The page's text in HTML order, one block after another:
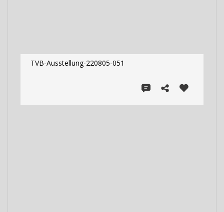
TVB-Ausstellung-220805-051